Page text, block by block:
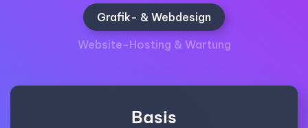
Grafik- & Webdesign
Website-Hosting & Wartung
Basis